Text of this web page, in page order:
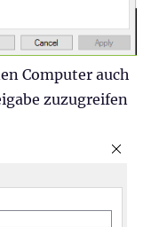
Computer auch
zuzugreifen